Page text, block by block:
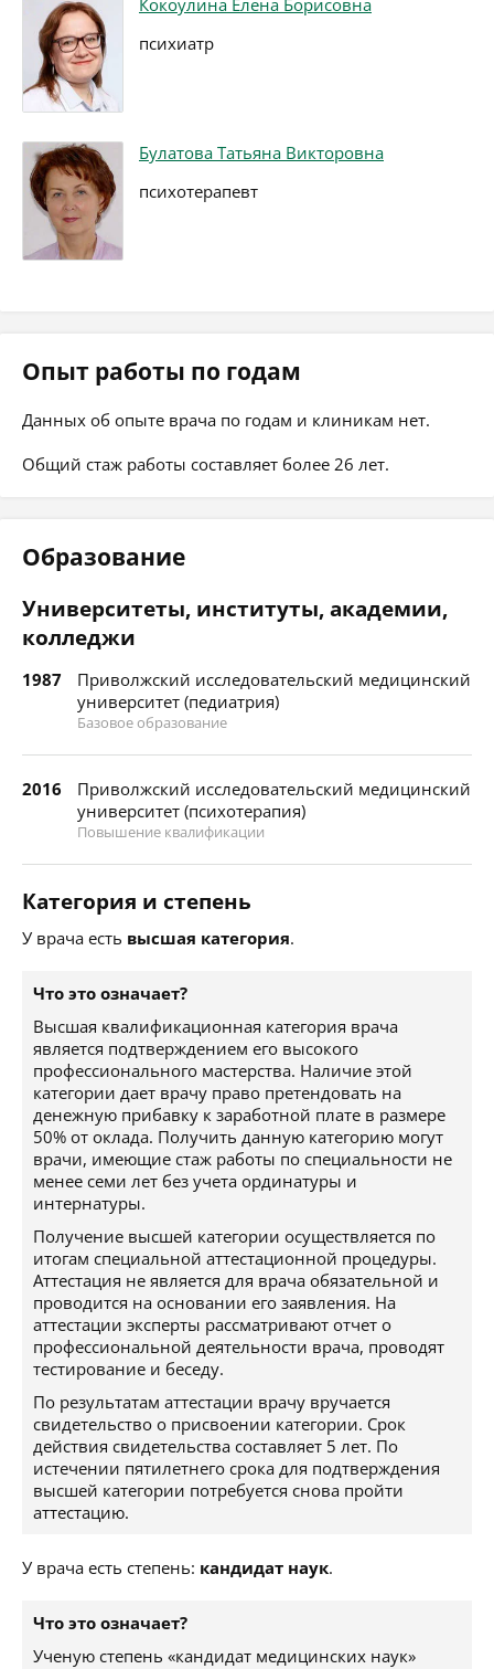
Кокоулина Елена Борисовна
психиатр
Булатова Татьяна Викторовна
психотерапевт
Опыт работы по годам
Данных об опыте врача по годам и клиникам нет.
Общий стаж работы составляет более 26 лет.
Образование
Университеты, институты, академии,
колледжи
1987
Приволжский исследовательский медицинский
университет (педиатрия)
Базовое образование
2016
Приволжский исследовательский медицинский
университет (психотерапия)
Повышение квалификации
Категория и степень
У врача есть высшая категория.
Что это означает?
Высшая квалификационная категория врача
является подтверждением его высокого
профессионального мастерства. Наличие этой
категории дает врачу право претендовать на
денежную прибавку к заработной плате в размере
50% от оклада. Получить данную категорию могут
врачи, имеющие стаж работы по специальности не
менее семи лет без учета ординатуры и
интернатуры.
Получение высшей категории осуществляется по
итогам специальной аттестационной процедуры.
Аттестация не является для врача обязательной и
проводится на основании его заявления. На
аттестации эксперты рассматривают отчет о
профессиональной деятельности врача, проводят
тестирование и беседу.
По результатам аттестации врачу вручается
свидетельство о присвоении категории. Срок
действия свидетельства составляет 5 лет. По
истечении пятилетнего срока для подтверждения
высшей категории потребуется снова пройти
аттестацию.
У врача есть степень: кандидат наук.
Что это означает?
Ученую степень «кандидат медицинских наук»